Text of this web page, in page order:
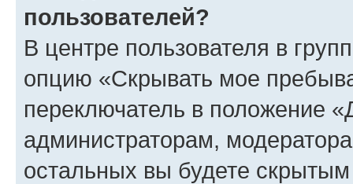
пользователей?
В центре пользователя в
опцию «Скрывать мое
переключатель в положение
администраторам,
остальных вы будете